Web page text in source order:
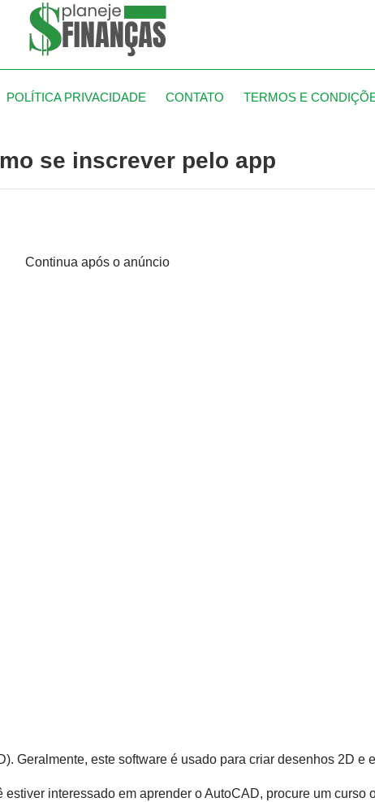
POLÍTICA PRIVACIDADE CONTATO TERMOS E
se inscrever pelo app
Continua após o anúncio
Geralmente, este software é usado para criar desenhos 2D e
interessado em aprender o AutoCAD, procure um curso